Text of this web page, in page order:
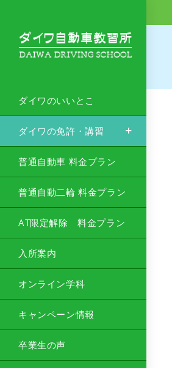
ダイワのいいとこ
ダイワの免許・講習
普通自動車 料金プラン
普通自動二輪 料金プラン
AT限定解除 料金プラン
入所案内
オンライン学科
キャンペーン情報
卒業生の声